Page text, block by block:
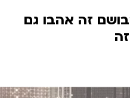
זה אהבו גם